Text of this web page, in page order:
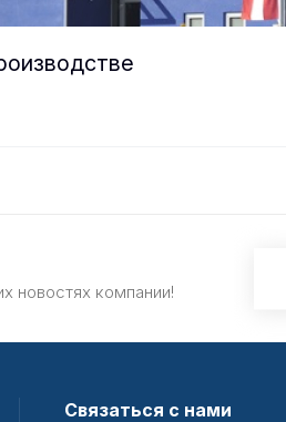
новостях компании!
Связаться с нами